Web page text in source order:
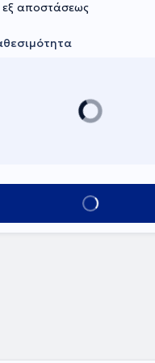
εξ αποστάσεως
Κλείσε ραντεβού